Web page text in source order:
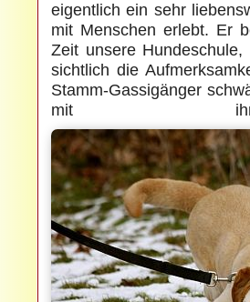
eigentlich ein sehr
mit Menschen erlebt. Er
Zeit unsere
sichtlich die
Stamm-Gassigänger
mit ihm